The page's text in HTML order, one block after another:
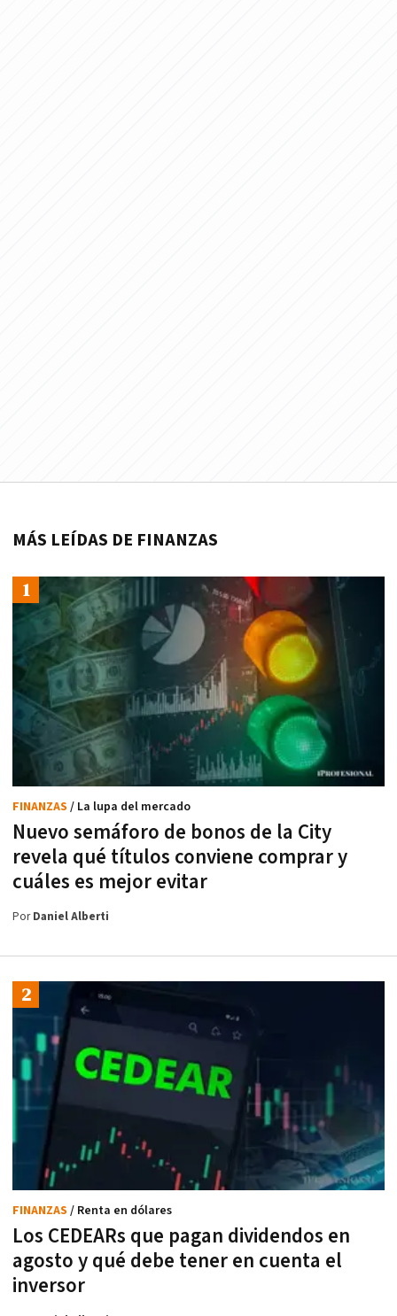
MÁS LEÍDAS DE FINANZAS
Nuevo semáforo de bonos de la City
revela qué títulos conviene comprar y
cuáles es mejor evitar
FINANZAS / La lupa del mercado
PorDaniel Alberti
Los CEDEARs que pagan dividendos en
agosto y qué debe tener en cuenta el
inversor
FINANZAS / Renta en dólares